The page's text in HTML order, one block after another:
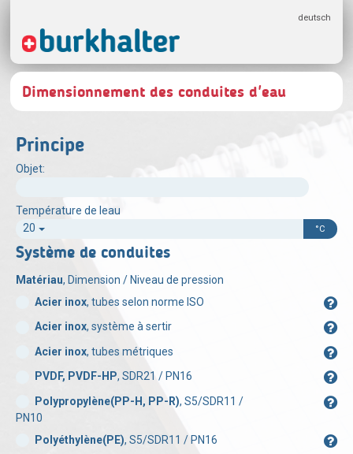
deutsch
Dimensionnement des conduites d'eau
Principe
Objet:
Température de leau
20
°C
Système de conduites
Matériau, Dimension / Niveau de pression
Acier inox, tubes selon norme ISO
Acier inox, système à sertir
Acier inox, tubes métriques
PVDF, PVDF-HP, SDR21 / PN16
Polypropylène(PP-H, PP-R), S5/SDR11 /
PN10
Polyéthylène(PE), S5/SDR11 / PN16